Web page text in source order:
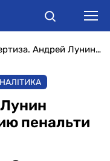
Экспертиза. Андрей Лунин выиграл вторую серию пенальти в карьере
пенальти